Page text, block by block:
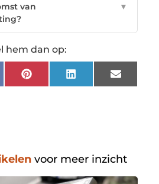
van
▼
hem dan op:
Pinterest LinkedIn Email
voor meer inzicht